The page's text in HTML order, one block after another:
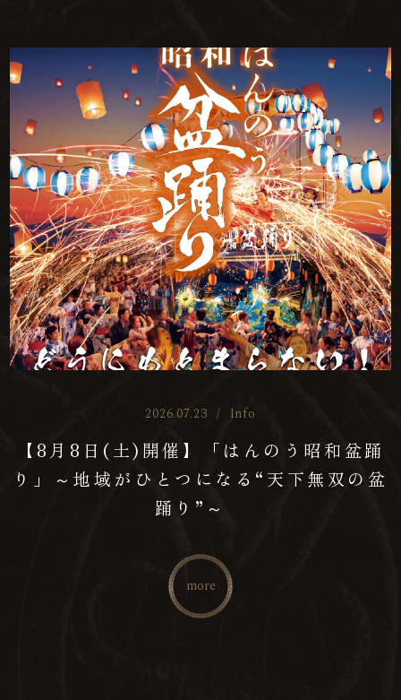
2026.07.23 / Info
【8月8日(土)開催】「はんのう昭和盆踊
り」～地域がひとつになる“天下無双の盆
踊り”～
more